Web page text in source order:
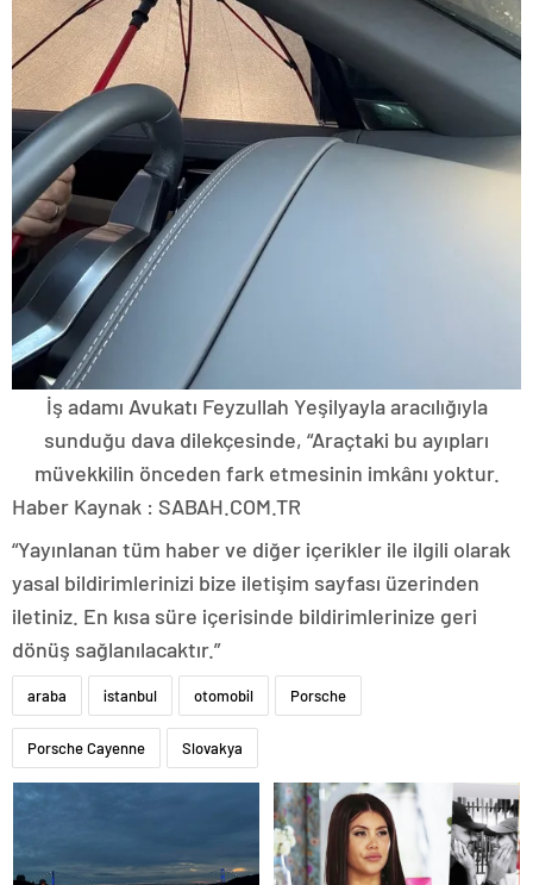
İş adamı Avukatı Feyzullah Yeşilyayla aracılığıyla
sunduğu dava dilekçesinde, “Araçtaki bu ayıpları
müvekkilin önceden fark etmesinin imkânı yoktur.
Haber Kaynak : SABAH.COM.TR
“Yayınlanan tüm haber ve diğer içerikler ile ilgili olarak
yasal bildirimlerinizi bize iletişim sayfası üzerinden
iletiniz. En kısa süre içerisinde bildirimlerinize geri
dönüş sağlanılacaktır.”
araba istanbul otomobil Porsche
Porsche Cayenne Slovakya